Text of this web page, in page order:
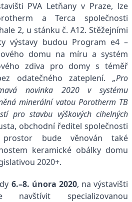
PVA Letňany v Praze, lze
a Terca společnosti
2, u stánku č. A12. Stěžejními
výstavy budou Program e4 –
domu na míru a systém
zdiva pro domy s téměř
odatečného zateplení. „Pro
novinka 2020 v systému
minerální vatou Porotherm TB
pro stavbu výškových cihelných
obchodní ředitel společnosti
prostor bude věnován také
keramické obálky domu
2020+.
6.–8. února 2020, na výstavišti
specializovanou